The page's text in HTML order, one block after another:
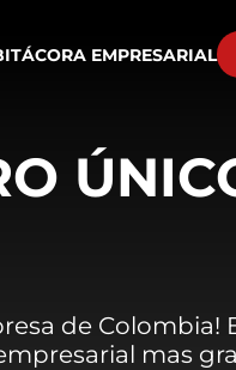
EMPRESARIAL
de Colombia!
mas